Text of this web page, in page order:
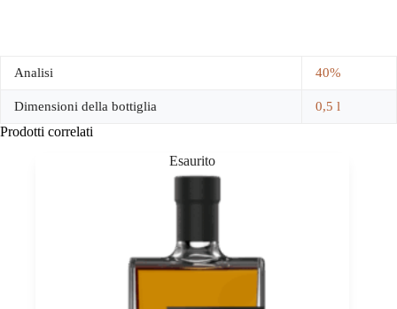
Analisi 40%
Dimensioni della bottiglia 0,5 l
Prodotti correlati